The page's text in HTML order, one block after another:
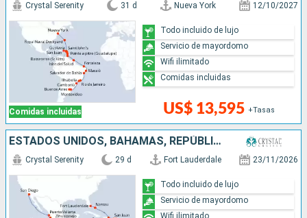
Comidas incluidas
Crystal Serenity 31 d Nueva York 12/10/2027
US$ 13,595 +Tasas
Todo incluido de lujo
Servicio de mayordomo
Wifi ilimitado
Comidas incluidas
ESTADOS UNIDOS, BAHAMAS, REPÚBLICA DOMINICANA, PUERTO RICO, ARUBA, COLOMBIA, PANAMÁ, COSTA RICA, SALVADOR, MÉXICO
Crystal Serenity 29 d Fort Lauderdale 23/11/2026
Todo incluido de lujo
Servicio de mayordomo
Wifi ilimitado